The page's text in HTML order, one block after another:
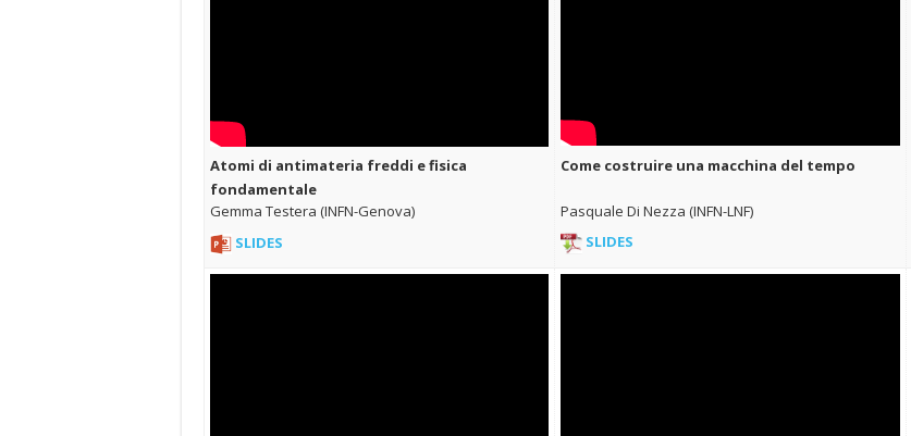
Atomi di antimateria freddi e fisica
fondamentale
Gemma Testera (INFN-Genova)
SLIDES
Come costruire una macchina del tempo
Pasquale Di Nezza (INFN-LNF)
SLIDES